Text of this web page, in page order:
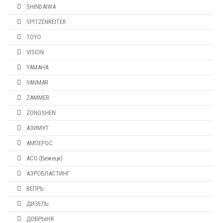
SHINDAIWA
SPITZENREITER
TOYO
VISION
YAMAHA
YANMAR
ZAMMER
ZONGSHEN
АЗИМУТ
АМПЕРОС
АСО (Бежецк)
АЭРОБЛАСТИНГ
ВЕПРЬ
ДИЗЕЛЬ
ДОБРЫНЯ